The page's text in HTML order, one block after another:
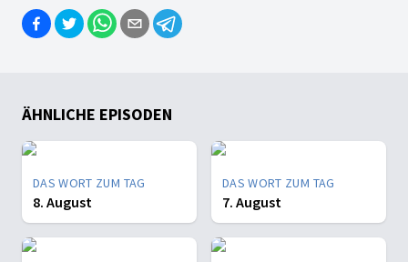
ÄHNLICHE EPISODEN
DAS WORT ZUM TAG
8. August
DAS WORT ZUM TAG
7. August